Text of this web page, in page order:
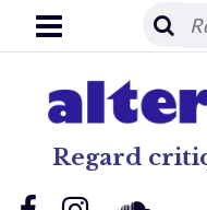
Regard